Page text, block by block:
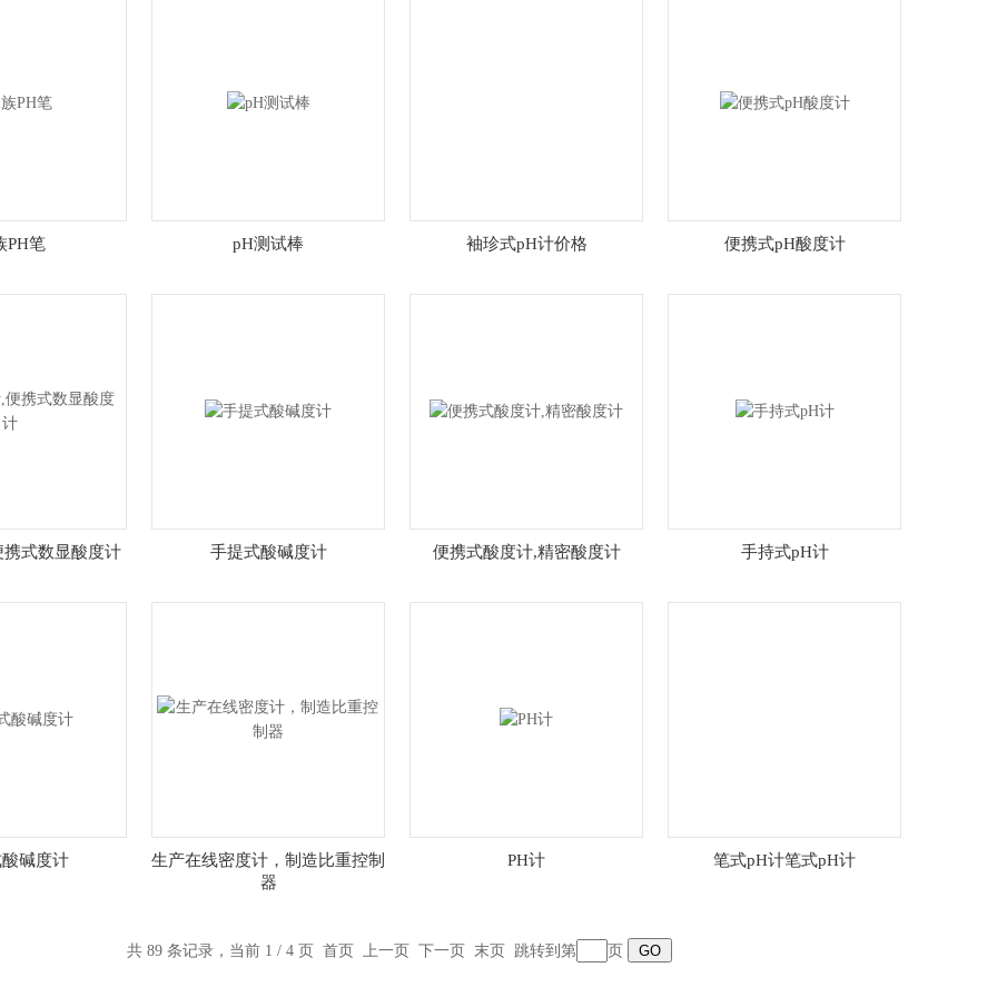
PH笔 pH测试棒 袖珍式pH计价格 便携式pH酸度计
式数显酸度计 手提式酸碱度计 便携式酸度计,精密酸度计 手持式pH计
碱度计
生产在线密度计，制造比重控制
器
PH计 笔式pH计笔式pH计
共 89 条记录，当前 1 / 4 页 首页 上一页 下一页 末页 跳转到第 页